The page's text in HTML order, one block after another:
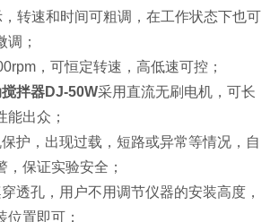
，转速和时间可粗调，在工作状态下也可
调；
，可恒定转速，高低速可控；
拌器DJ-50W采用直流无刷电机，可长
能出众；
保护，出现过载，短路或异常等情况，自
保证实验安全；
穿透孔，用户不用调节仪器的安装高度，
位置即可；